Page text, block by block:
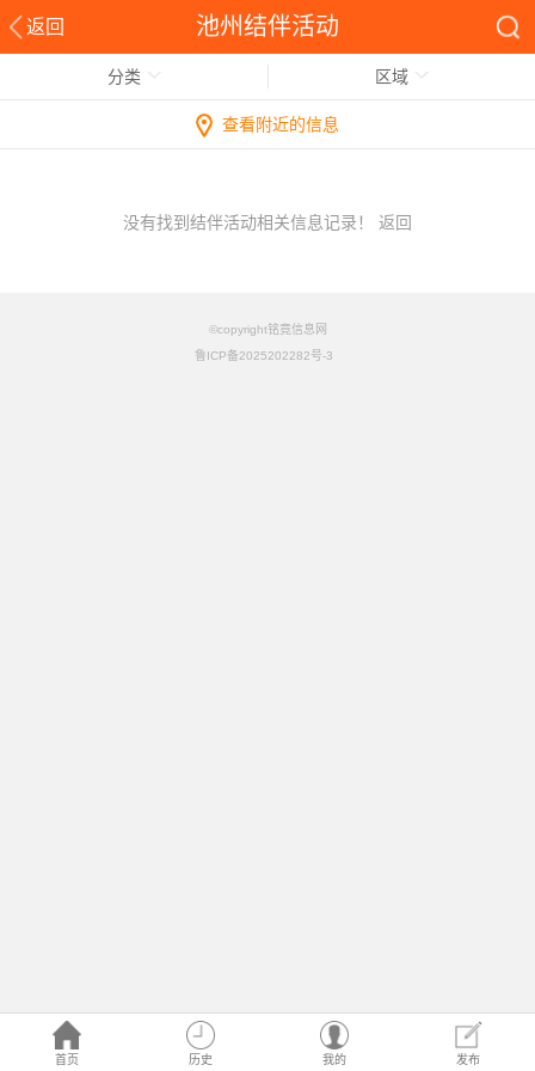
返回 池州结伴活动
首页 历史 我的 发布
分类 区域
查看附近的信息
没有找到结伴活动相关信息记录！ 返回
©copyright铭竟信息网
鲁ICP备2025202282号-3